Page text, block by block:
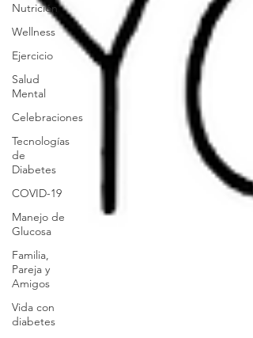
Nutrición
Wellness
Ejercicio
Salud
Mental
Celebraciones
Tecnologías
de
Diabetes
COVID-19
Manejo de
Glucosa
Familia,
Pareja y
Amigos
Vida con
diabetes